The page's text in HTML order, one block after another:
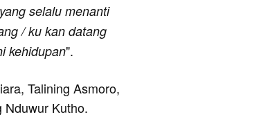
selalu menanti
/ ku kan datang
kehidupan".
Talining Asmoro,
Nduwur Kutho.